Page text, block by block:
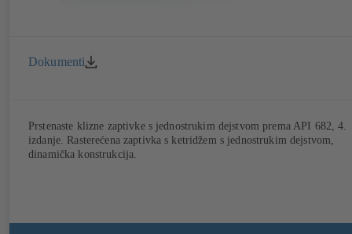
Dokumenti
Prstenaste klizne zaptivke s jednostrukim dejstvom prema API 682, 4.
izdanje. Rasterećena zaptivka s ketridžem s jednostrukim dejstvom,
dinamička konstrukcija.